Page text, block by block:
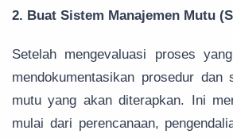
2. Buat Sistem Manajemen Mutu
Setelah mengevaluasi proses
mendokumentasikan prosedur dan
mutu yang akan diterapkan. Ini
mulai dari perencanaan,